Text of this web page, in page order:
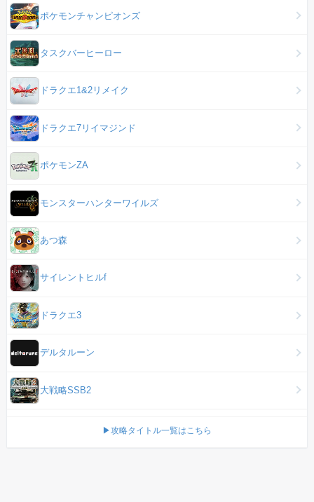
ポケモンチャンピオンズ
タスクバーヒーロー
ドラクエ1&2リメイク
ドラクエ7リイマジンド
ポケモンZA
モンスターハンターワイルズ
あつ森
サイレントヒルf
ドラクエ3
デルタルーン
大戦略SSB2
▶攻略タイトル一覧はこちら